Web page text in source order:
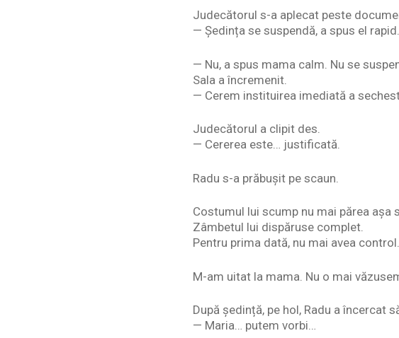
Judecătorul s-a aplecat peste
— Ședința se suspendă, a spus el
— Nu, a spus mama calm. Nu se
Sala a încremenit.
— Cerem instituirea imediată a
Judecătorul a clipit des.
— Cererea este… justificată.
Radu s-a prăbușit pe scaun.
Costumul lui scump nu mai părea așa
Zâmbetul lui dispăruse complet.
Pentru prima dată, nu mai avea control.
M-am uitat la mama. Nu o mai
După ședință, pe hol, Radu a încercat
— Maria… putem vorbi…